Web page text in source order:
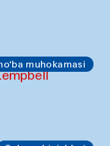
muhokamasi